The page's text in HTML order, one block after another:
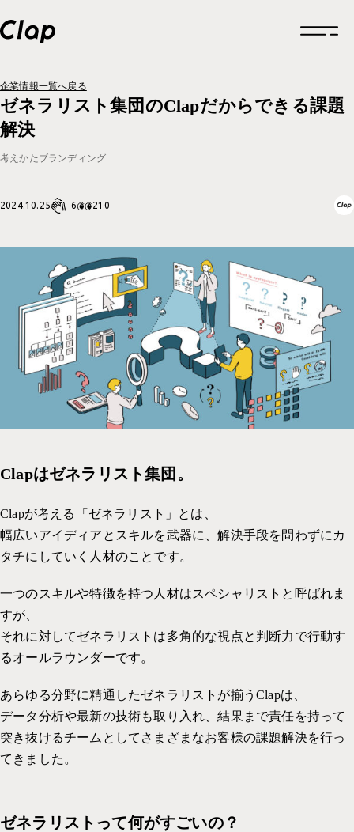
トップページ
企業概要
お知らせ
働きかた
考えかた
ブランディング
クリエイティブ
ブランドサイト
ブランディング
採用サイト
コーポレートサイト
WEBデザイン
グラフィックデザイン
パッケージデザイン
イラスト
メディア運用
福利厚生一覧
福利厚生
考えかた
グルメ
社内の取り組み
社内の取り組み一覧
イベント
企業情報一覧へ戻る
ゼネラリスト集団のClapだからできる課題
解決
考えかたブランディング
2024.10.25 6 210
Clapはゼネラリスト集団。
Clapが考える「ゼネラリスト」とは、
幅広いアイディアとスキルを武器に、解決手段を問わずにカ
タチにしていく人材のことです。
一つのスキルや特徴を持つ人材はスペシャリストと呼ばれま
すが、
それに対してゼネラリストは多角的な視点と判断力で行動す
るオールラウンダーです。
あらゆる分野に精通したゼネラリストが揃うClapは、
データ分析や最新の技術も取り入れ、結果まで責任を持って
突き抜けるチームとしてさまざまなお客様の課題解決を行っ
てきました。
ゼネラリストって何がすごいの？